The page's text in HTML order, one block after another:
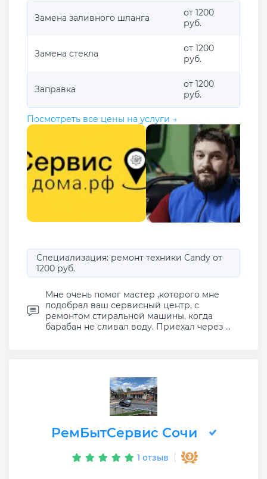
Замена заливного шланга
от 1200
руб.
Замена стекла
от 1200
руб.
Заправка
от 1200
руб.
Посмотреть все цены на услуги →
Специализация: ремонт техники Candy от
1200 руб.
Мне очень помог мастер ,которого мне
подобрал ваш сервисный центр, с
ремонтом стиральной машины, когда
барабан не сливал воду. Приехал через ...
РемБытСервис Сочи
1 отзыв